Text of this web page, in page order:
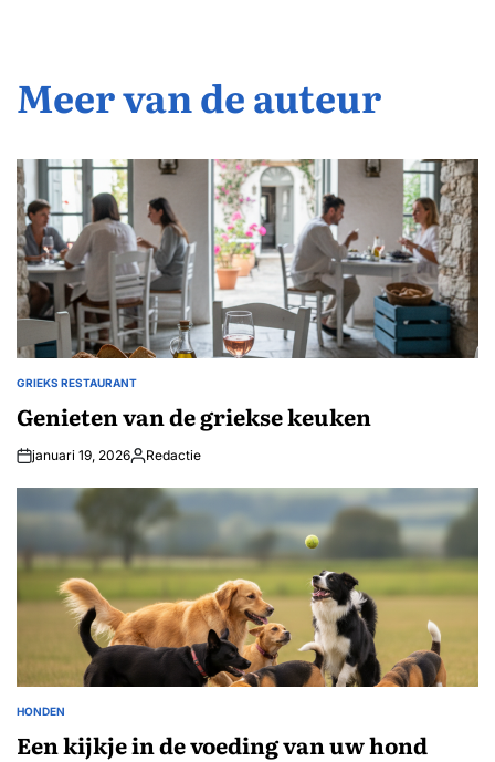
Meer van de auteur
GEPLAATST
GRIEKS RESTAURANT
Genieten van de griekse keuken
januari 19, 2026Geplaatst
Redactie
GEPLAATST
HONDEN
Een kijkje in de voeding van uw hond